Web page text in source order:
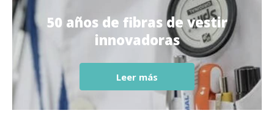
50 años de fibras de vestir
innovadoras
Leer más